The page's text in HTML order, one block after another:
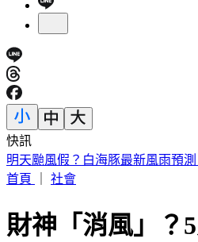
快訊
白海豚颱風來襲！淡水河、基隆
6時拖吊